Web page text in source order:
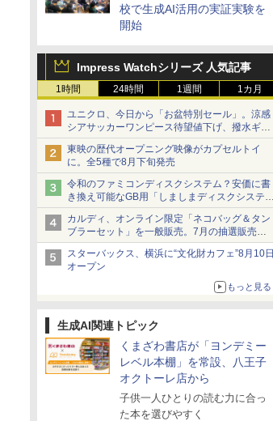
校で生成AI活用の実証実験を
開始
Impress Watchシリーズ 人気記事
1時間 24時間 1週間 1カ月
ユニクロ、今日から「お盆特別セール」。涼感
シアサッカーワンピース待望値下げ、撥水ギア
ショーツは1990円に
東映の歴代オープニング映像がカプセルトイ
に。全5種で8月下旬発売
令和のファミコンディスクシステム？安価に書
き換え可能なGB用「しましまディスクシステ
ム」
カルディ、オンライン限定「ネコバッグ＆タン
ブラーセット」を一般販売。7月の抽選販売の
当選無効分
スターバックス、横浜に“文化財カフェ”8月10日
オープン
もっと見る
生成AI関連トピック
くまざわ書店が「ヨンデミー
レベル本棚」を常設、八王子
オクトーレ店から
子供一人ひとりの読む力に合っ
た本を選びやすく